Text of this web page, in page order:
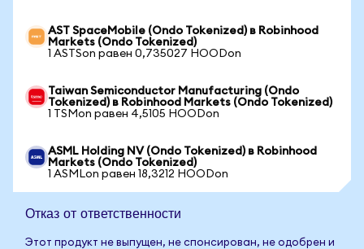
AST SpaceMobile (Ondo Tokenized) в Robinhood
Markets (Ondo Tokenized)
1 ASTSon равен 0,735027 HOODon
Taiwan Semiconductor Manufacturing (Ondo
Tokenized) в Robinhood Markets (Ondo Tokenized)
1 TSMon равен 4,5105 HOODon
ASML Holding NV (Ondo Tokenized) в Robinhood
Markets (Ondo Tokenized)
1 ASMLon равен 18,3212 HOODon
Отказ от ответственности
Этот продукт не выпущен, не спонсирован, не одобрен и